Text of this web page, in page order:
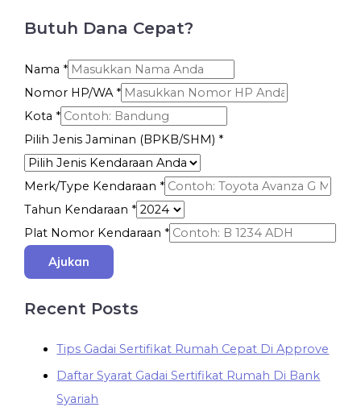
Butuh Dana Cepat?
Nama *
Nomor HP/WA *
Kota *
Pilih Jenis Jaminan (BPKB/SHM) *
Merk/Type Kendaraan *
Tahun Kendaraan *
Plat Nomor Kendaraan *
Ajukan
Recent Posts
Tips Gadai Sertifikat Rumah Cepat Di Approve
Daftar Syarat Gadai Sertifikat Rumah Di Bank
Syariah